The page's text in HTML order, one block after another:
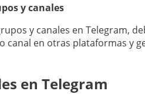
y canales
y canales en Telegram,
en otras plataformas y
en Telegram